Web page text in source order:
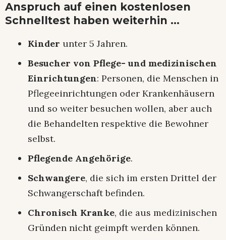
Anspruch auf einen kostenlosen
Schnelltest haben weiterhin …
Kinder unter 5 Jahren.
Besucher von Pflege- und medizinischen
Einrichtungen: Personen, die Menschen in
Pflegeeinrichtungen oder Krankenhäusern
und so weiter besuchen wollen, aber auch
die Behandelten respektive die Bewohner
selbst.
Pflegende Angehörige.
Schwangere, die sich im ersten Drittel der
Schwangerschaft befinden.
Chronisch Kranke, die aus medizinischen
Gründen nicht geimpft werden können.